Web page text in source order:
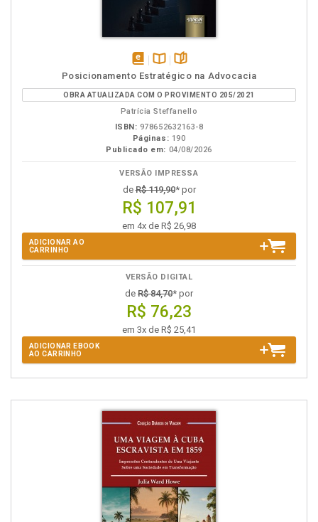
disponível
em
eBook
Disponível
na
B.V.
páginas
Posicionamento Estratégico na Advocacia
OBRA ATUALIZADA COM O PROVIMENTO 205/2021
Patrícia Steffanello
ISBN: 978652632163-8
Páginas: 190
Publicado em: 04/08/2026
VERSÃO IMPRESSA
deR$ 119,90* por
R$ 107,91
em 4x de R$ 26,98
ADICIONAR AO
CARRINHO
VERSÃO DIGITAL
de R$ 84,70* por
R$ 76,23
em 3x de R$ 25,41
ADICIONAR EBOOK
AO CARRINHO